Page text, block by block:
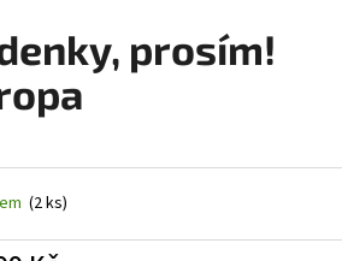
prosím!
(2 ks)